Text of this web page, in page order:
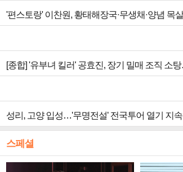
성리, 고양 입성…'무명전설' 전국투어 열기 지속
스페셜